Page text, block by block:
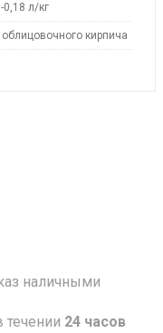
0,18 л/кг
кирпича
наличными
течении 24 часов